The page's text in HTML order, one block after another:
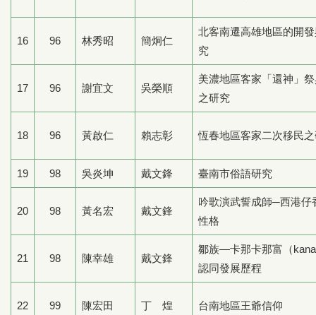
16 96 林秀昭 簡炯仁
北客南遷高雄地區的開
究
17 96 謝宜文 吳榮順
美濃地區客家「還神」
之研究
18 96 黃啟仁 賴志彰 恆春地區客家二次移民
19 98 吳炎坤 戴文鋒 臺南市俗語研究
20 98 黃名宏 戴文鋒
吟歌演武誓成師─西港仔
性格
21 98 陳幸雄 戴文鋒
鄒族—卡那卡那富（
認同發展歷程
22 99 陳宏田 丁 煌 台南地區王爺信仰